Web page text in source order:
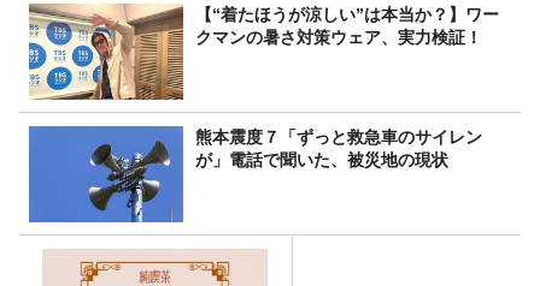
【“着たほうが涼しい”は本当か？】ワー
クマンの暑さ対策ウェア、実力検証！
熊本震度７「ずっと救急車のサイレン
が」電話で聞いた、被災地の現状